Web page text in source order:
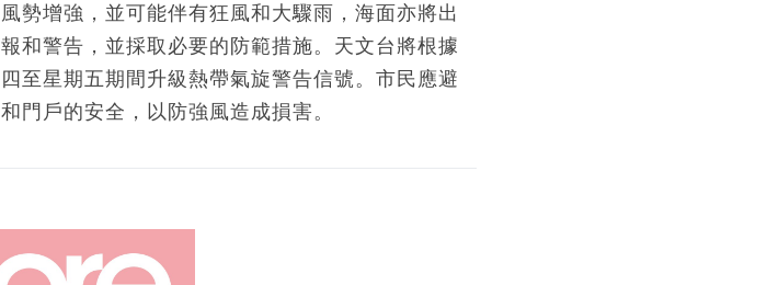
勢增強，並可能伴有狂風和大驟雨，海面亦將出
和警告，並採取必要的防範措施。天文台將根據
至星期五期間升級熱帶氣旋警告信號。市民應避
門戶的安全，以防強風造成損害。